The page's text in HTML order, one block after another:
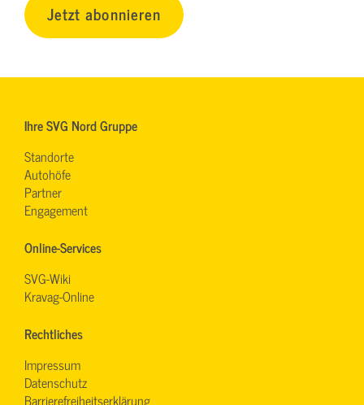
Jetzt abonnieren
Ihre SVG Nord Gruppe
Standorte
Autohöfe
Partner
Engagement
Online-Services
SVG-Wiki
Kravag-Online
Rechtliches
Impressum
Datenschutz
Barrierefreiheitserklärung